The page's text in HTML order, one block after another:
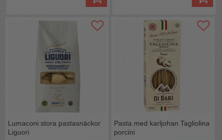
Lumaconi stora pastasnäckor
Liguori
Pasta med karljohan Tagliolina
porcini